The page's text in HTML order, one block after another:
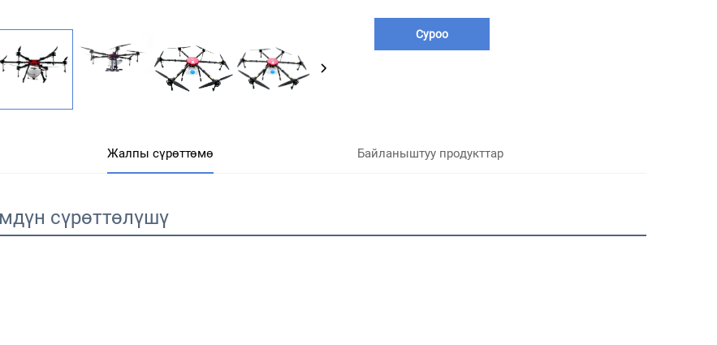
Суроо
Жалпы сүрөттөмө Байланыштуу продукттар
сүрөттөлүшү